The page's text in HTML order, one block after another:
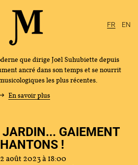
FR EN
que dirige Joël Suhubiette depuis
ancré dans son temps et se nourrit
les plus récentes.
En savoir plus
GAIEMENT
!
août 2023 à 18:00